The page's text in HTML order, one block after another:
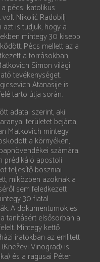
pécsi katolikus
Nikolić Radobilj
is tudjuk, hogy a
mintegy 30 kisebb
Pécs mellett az a
a forrásokban,
Simon világi
tevékenységet.
Atanasije is
tartó útja során.
adatai szerint, aki
területet bejárta,
Matkovich mintegy
a környéken,
számára.
prédikáló apostoli
teljesítő boszniai
miközben azoknak a
sem feledkezett
30 fiatal
A dokumentumok és
tanításért elsősorban a
Mintegy kettő
iratokban az említett
Vinograd) is
és a ragusai Péter